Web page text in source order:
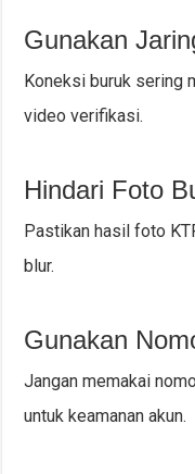
Gunakan
Koneksi buruk sering
video verifikasi.
Hindari Foto
Pastikan hasil foto
blur.
Gunakan
Jangan memakai
untuk keamanan akun.